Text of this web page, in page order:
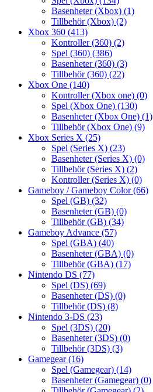
Basenheter (Xbox) (1)
Tillbehör (Xbox) (2)
Xbox 360 (413)
Kontroller (360) (2)
Spel (360) (386)
Basenheter (360) (3)
Tillbehör (360) (22)
Xbox One (140)
Kontroller (Xbox one) (0)
Spel (Xbox One) (130)
Basenheter (Xbox One) (1)
Tillbehör (Xbox One) (9)
Xbox Series X (25)
Spel (Series X) (23)
Basenheter (Series X) (0)
Tillbehör (Series X) (2)
Kontroller (Series X) (0)
Gameboy / Gameboy Color(66)
Spel (GB) (32)
Basenheter (GB) (0)
Tillbehör (GB) (34)
Gameboy Advance (57)
Spel (GBA) (40)
Basenheter (GBA) (0)
Tillbehör (GBA) (17)
Nintendo DS (77)
Spel (DS) (69)
Basenheter (DS) (0)
Tillbehör (DS) (8)
Nintendo 3-DS (23)
Spel (3DS) (20)
Basenheter (3DS) (0)
Tillbehör (3DS) (3)
Gamegear(16)
Spel (Gamegear) (14)
Basenheter (Gamegear) (0)